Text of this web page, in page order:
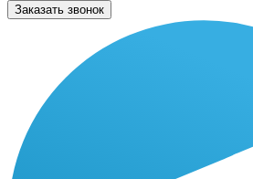
Заказать звонок